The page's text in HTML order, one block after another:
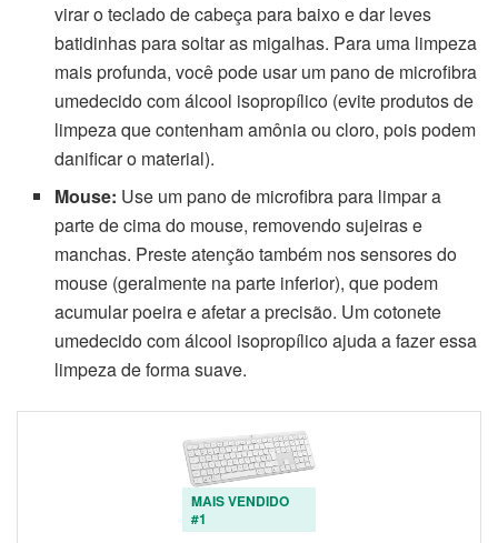
virar o teclado de cabeça para baixo e dar leves
batidinhas para soltar as migalhas. Para uma limpeza
mais profunda, você pode usar um pano de microfibra
umedecido com álcool isopropílico (evite produtos de
limpeza que contenham amônia ou cloro, pois podem
danificar o material).
Mouse: Use um pano de microfibra para limpar a
parte de cima do mouse, removendo sujeiras e
manchas. Preste atenção também nos sensores do
mouse (geralmente na parte inferior), que podem
acumular poeira e afetar a precisão. Um cotonete
umedecido com álcool isopropílico ajuda a fazer essa
limpeza de forma suave.
MAIS VENDIDO
#1